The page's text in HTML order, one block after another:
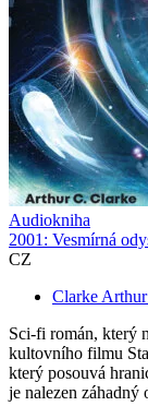
Audiokniha
2001: Vesmírná
CZ
Clarke
Sci-fi román, který
kultovního filmu
který posouvá
je nalezen